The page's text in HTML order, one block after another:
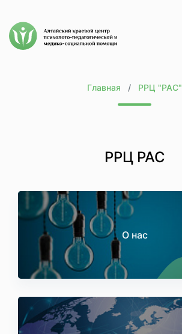
Главная РРЦ "РАС"
РРЦ РАС
О нас